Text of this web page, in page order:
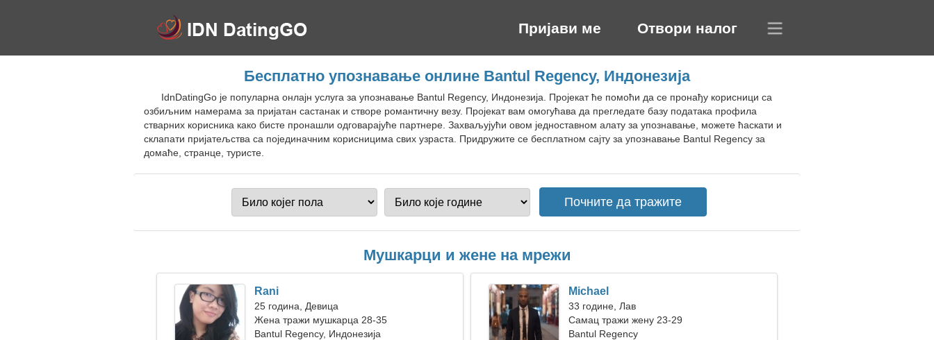
Пријави ме Отвори налог
Бесплатно упознавање онлине Bantul Regency, Индонезија
IdnDatingGo је популарна онлајн услуга за упознавање Bantul Regency, Индонезија. Пројекат ће помоћи да се пронађу корисници са
озбиљним намерама за пријатан састанак и створе романтичну везу. Пројекат вам омогућава да прегледате базу података профила
стварних корисника како бисте пронашли одговарајуће партнере. Захваљујући овом једноставном алату за упознавање, можете ћаскати и
склапати пријатељства са појединачним корисницима свих узраста. Придружите се бесплатном сајту за упознавање Bantul Regency за
домаће, странце, туристе.
Мушкарци и жене на мрежи
Rani
25 година, Девица
Жена тражи мушкарца 28-35
Bantul Regency, Индонезија
Michael
33 године, Лав
Самац тражи жену 23-29
Bantul Regency